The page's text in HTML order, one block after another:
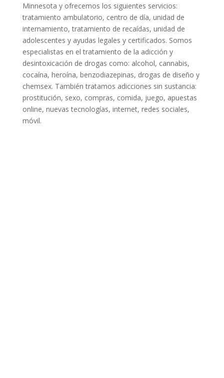
Minnesota y ofrecemos los siguientes servicios:
tratamiento ambulatorio, centro de día, unidad de
internamiento, tratamiento de recaídas, unidad de
adolescentes y ayudas legales y certificados. Somos
especialistas en el tratamiento de la adicción y
desintoxicación de drogas como: alcohol, cannabis,
cocaína, heroína, benzodiazepinas, drogas de diseño y
chemsex. También tratamos adicciones sin sustancia:
prostitución, sexo, compras, comida, juego, apuestas
online, nuevas tecnologías, internet, redes sociales,
móvil.